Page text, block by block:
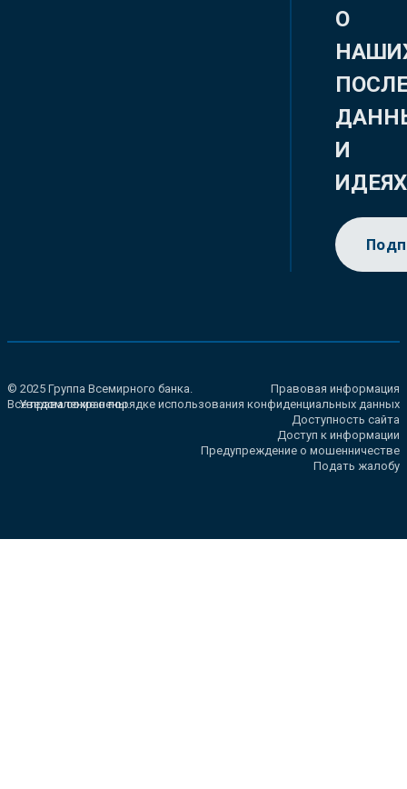
О
И
ИДЕЯХ
© 2025 Группа Всемирного банка.
Все права сохранены.
Правовая информация
Уведомление о порядке использования конфиденциальных данных
Доступность сайта
Доступ к информации
Предупреждение о мошенничестве
Подать жалобу